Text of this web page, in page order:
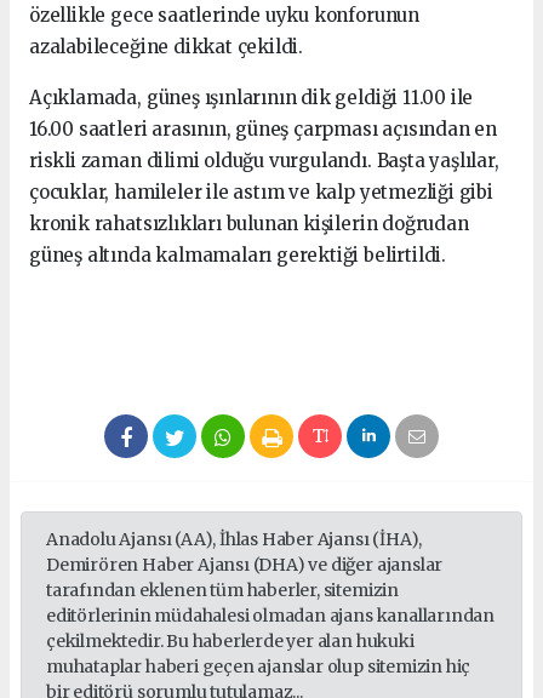
özellikle gece saatlerinde uyku konforunun
azalabileceğine dikkat çekildi.
Açıklamada, güneş ışınlarının dik geldiği 11.00 ile
16.00 saatleri arasının, güneş çarpması açısından en
riskli zaman dilimi olduğu vurgulandı. Başta yaşlılar,
çocuklar, hamileler ile astım ve kalp yetmezliği gibi
kronik rahatsızlıkları bulunan kişilerin doğrudan
güneş altında kalmamaları gerektiği belirtildi.
Anadolu Ajansı (AA), İhlas Haber Ajansı (İHA),
Demirören Haber Ajansı (DHA) ve diğer ajanslar
tarafından eklenen tüm haberler, sitemizin
editörlerinin müdahalesi olmadan ajans kanallarından
çekilmektedir. Bu haberlerde yer alan hukuki
muhataplar haberi geçen ajanslar olup sitemizin hiç
bir editörü sorumlu tutulamaz...